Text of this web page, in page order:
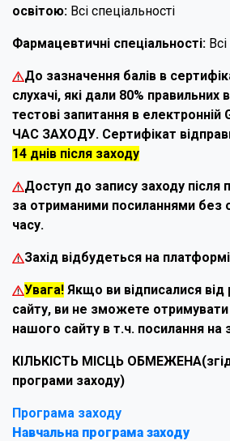
освітою: Всі спеціальності
Фармацевтичні спеціальності:
До зазначення балів в
слухачі, які дали 80% правильних
тестові запитання в
ЧАС ЗАХОДУ. Сертифікат
14 днів після заходу
Доступ до запису заходу після
за отриманими посиланнями
часу.
Захід відбудеться на
Увага! Якщо ви відписалися
сайту, ви не зможете отримувати
нашого сайту в т.ч. посилання на
КІЛЬКІСТЬ МІСЦЬ
програми заходу)
Програма заходу
Навчальна програма заходу